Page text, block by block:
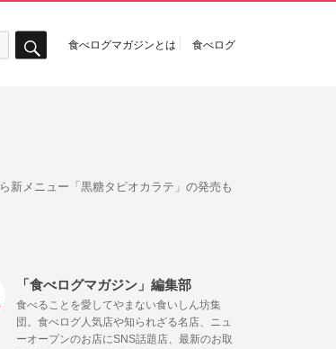
食べログマガジンとは 食べログ
新メニュー「黒糖タピオカラテ」の発売も
「食べログマガジン」編集部
食べることを愛してやまない食いしん坊集
団。食べログ人気店や知られざる名店、ニュ
ーオープンのお店にSNS話題店、最新のお取